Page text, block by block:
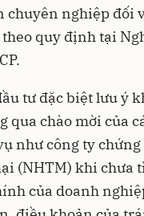
chuyên nghiệp đối
quy định tại
tư đặc biệt lưu ý
qua chào mời của
như công ty
(NHTM) khi chưa
của doanh